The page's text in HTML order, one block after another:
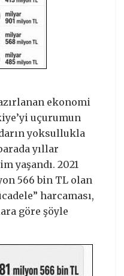
ekonomi
uçurumun
yoksullukla
yıllar
yaşandı. 2021
566 bin TL olan
harcaması,
göre şöyle